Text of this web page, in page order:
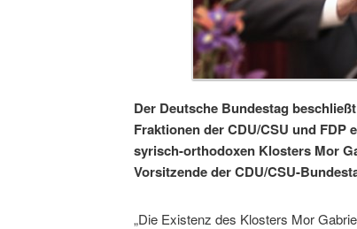
Der Deutsche Bundestag
Fraktionen der CDU/CSU und
syrisch-orthodoxen Klosters Mor
Vorsitzende der CDU/CSU-
„Die Existenz des Klosters Mor